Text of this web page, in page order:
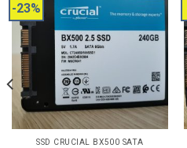
-23%
SSD CRUCIAL BX500 SATA